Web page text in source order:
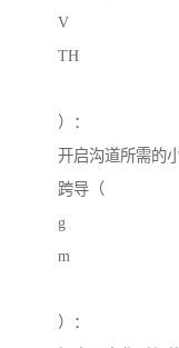
V
TH
）：
开启沟道所需的
跨导（
g
m
）：